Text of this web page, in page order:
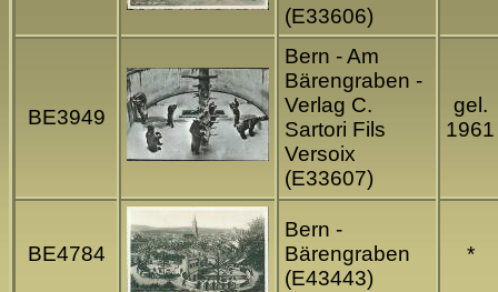
(E33606)
BE3949
Bern - Am
Bärengraben -
Verlag C.
Sartori Fils
Versoix
(E33607)
gel.
1961
BE4784
Bern -
Bärengraben
(E43443)
*